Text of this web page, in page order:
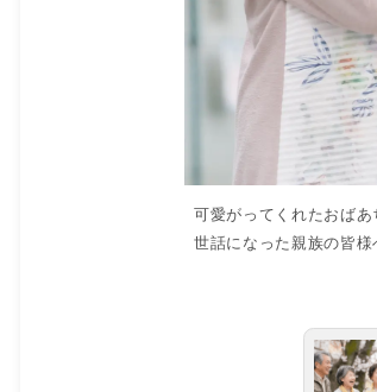
可愛がってくれたおば
世話になった親族の皆